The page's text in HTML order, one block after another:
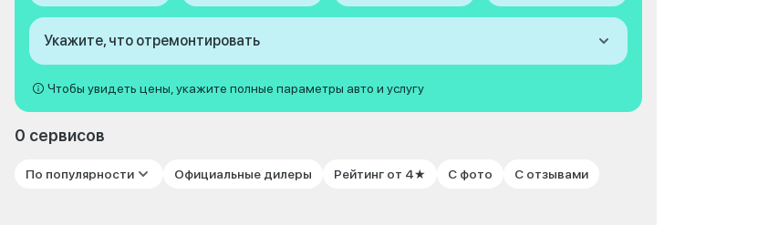
Укажите, что отремонтировать
Чтобы увидеть цены, укажите полные параметры авто и услугу
0 сервисов
По популярности Официальные дилеры Рейтинг от 4★ С фото С отзывами